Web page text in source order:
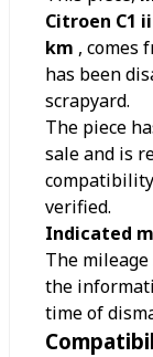
Citroen C1 ii
km , comes
has been
scrapyard.
The piece
sale and is
verified.
Indicated
The
the
time of